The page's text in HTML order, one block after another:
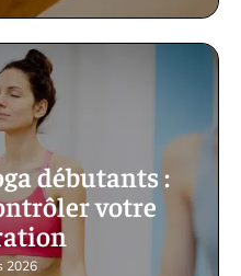
débutants :
votre
2026